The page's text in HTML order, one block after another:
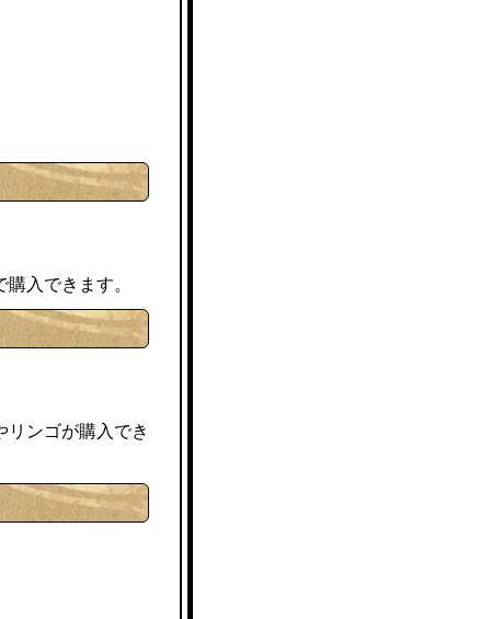
入できます。
ンゴが購入でき